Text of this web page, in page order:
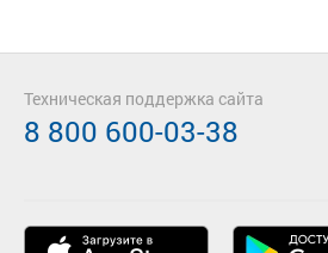
Техническая поддержка сайта
8 800 600-03-38